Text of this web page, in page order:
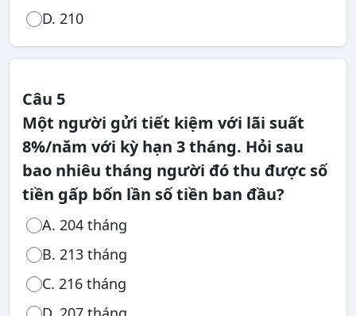
D. 210
Câu 5
Một người gửi tiết kiệm với lãi suất
8%/năm với kỳ hạn 3 tháng. Hỏi sau
bao nhiêu tháng người đó thu được số
tiền gấp bốn lần số tiền ban đầu?
A. 204 tháng
B. 213 tháng
C. 216 tháng